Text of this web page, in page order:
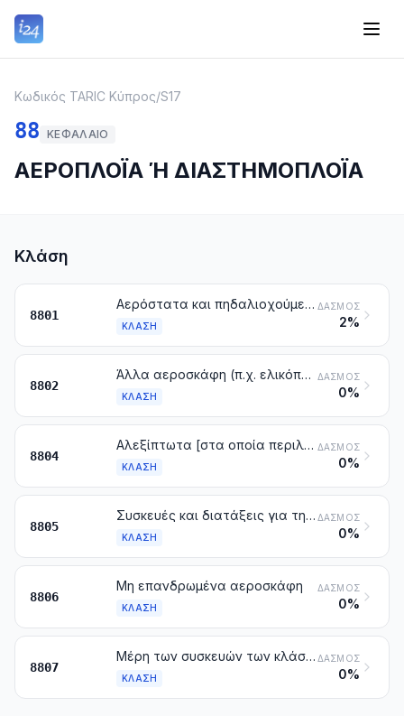
Κωδικός TARIC Κύπρος/S17
88 ΚΕΦΆΛΑΙΟ
ΑΕΡΟΠΛΟΪΑ Ή ΔΙΑΣΤΗΜΟΠΛΟΪΑ
Κλάση
8801
Αερόστατα και πηδαλιοχούμενα. Ανεμόπτερα, αιωρόπτερα και άλλα οχήματα αέρος, που δεν είναι κατασκευασμένα για μηχανική προώθηση
ΚΛΆΣΗ
ΔΑΣΜΌΣ
2%
8802
Άλλα αεροσκάφη (π.χ. ελικόπτερα, αεροπλάνα), με εξαίρεση τα μη επανδρωμένα αεροσκάφη της κλάσης 8806. Διαστημικά οχήματα (στα οποία περιλαμβάνονται και οι δορυφόροι) και τα οχήματα για την εκτόξευσή τους και οχήματα υπό τροχιά
ΚΛΆΣΗ
ΔΑΣΜΌΣ
0%
8804
Αλεξίπτωτα [στα οποία περιλαμβάνονται και τα κατευθυνόμενα και τα ειδικά ορθογωνίου σχήματος πτώσεως από πλαγιά (παραπέντε)] και στροφόπτωτα (rotochutes). Τα μέρη και εξαρτήματά τους
ΚΛΆΣΗ
ΔΑΣΜΌΣ
0%
8805
Συσκευές και διατάξεις για την εκτόξευση των οχημάτων αέρος. Συσκευές και διατάξεις για την προσγείωση των οχημάτων αέρος και παρόμοιες συσκευές και διατάξεις. Συσκευές εδάφους για την εκπαίδευση στην πτήση. Τα μέρη τους
ΚΛΆΣΗ
ΔΑΣΜΌΣ
0%
8806
Μη επανδρωμένα αεροσκάφη
ΚΛΆΣΗ
ΔΑΣΜΌΣ
0%
8807
Μέρη των συσκευών των κλάσεων 8801, 8802 ή 8806
ΚΛΆΣΗ
ΔΑΣΜΌΣ
0%